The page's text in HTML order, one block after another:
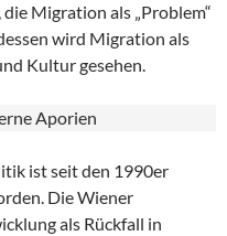
Migration als „Problem“
wird Migration als
Kultur gesehen.
Aporien
ist seit den 1990er
Die Wiener
als Rückfall in